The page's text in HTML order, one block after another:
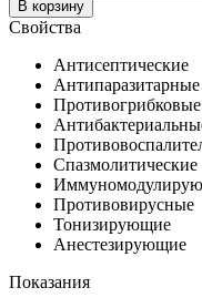
В корзину
Свойства
Антисептические
Антипаразитарные
Противогрибковые
Спазмолитические
Противовирусные
Тонизирующие
Анестезирующие
Показания